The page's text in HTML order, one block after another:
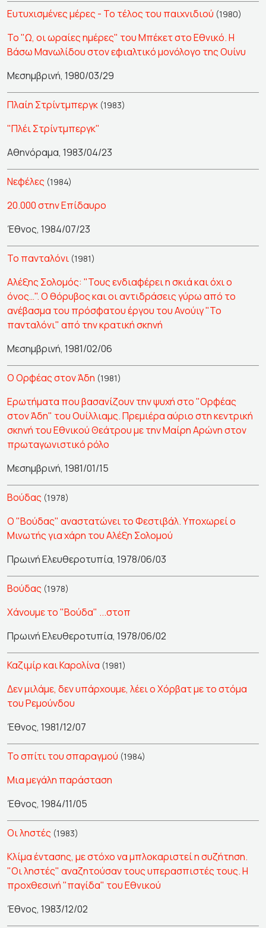
Ευτυχισμένες μέρες - Το τέλος του παιχνιδιού (1980)
Το "Ω, οι ωραίες ημέρες" του Μπέκετ στο Εθνικό. Η
Βάσω Μανωλίδου στον εφιαλτικό μονόλογο της Ουίνυ
Μεσημβρινή, 1980/03/29
Πλαίη Στρίντμπεργκ (1983)
"Πλέι Στρίντμπεργκ"
Αθηνόραμα, 1983/04/23
Νεφέλες (1984)
20.000 στην Επίδαυρο
Έθνος, 1984/07/23
Το πανταλόνι (1981)
Αλέξης Σολομός: "Τους ενδιαφέρει η σκιά και όχι ο
όνος…". Ο θόρυβος και οι αντιδράσεις γύρω από το
ανέβασμα του πρόσφατου έργου του Ανούιγ "Το
πανταλόνι" από την κρατική σκηνή
Μεσημβρινή, 1981/02/06
Ο Ορφέας στον Άδη (1981)
Ερωτήματα που βασανίζουν την ψυχή στο "Ορφέας
στον Άδη" του Ουίλλιαμς. Πρεμιέρα αύριο στη κεντρική
σκηνή του Εθνικού Θεάτρου με την Μαίρη Αρώνη στον
πρωταγωνιστικό ρόλο
Μεσημβρινή, 1981/01/15
Βούδας (1978)
Ο "Βούδας" αναστατώνει το Φεστιβάλ. Υποχωρεί ο
Μινωτής για χάρη του Αλέξη Σολομού
Πρωινή Ελευθεροτυπία, 1978/06/03
Βούδας (1978)
Χάνουμε το "Βούδα" ...στοπ
Πρωινή Ελευθεροτυπία, 1978/06/02
Καζιμίρ και Καρολίνα (1981)
Δεν μιλάμε, δεν υπάρχουμε, λέει ο Χόρβατ με το στόμα
του Ρεμούνδου
Έθνος, 1981/12/07
Το σπίτι του σπαραγμού (1984)
Μια μεγάλη παράσταση
Έθνος, 1984/11/05
Οι ληστές (1983)
Κλίμα έντασης, με στόχο να μπλοκαριστεί η συζήτηση.
"Οι ληστές" αναζητούσαν τους υπερασπιστές τους. Η
προχθεσινή "παγίδα" του Εθνικού
Έθνος, 1983/12/02